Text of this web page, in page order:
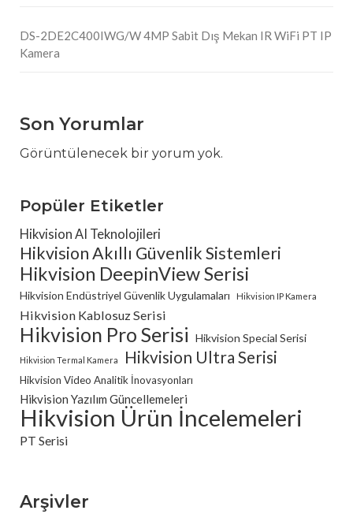
DS-2DE2C400IWG/W 4MP Sabit Dış Mekan IR WiFi PT IP
Kamera
Son Yorumlar
Görüntülenecek bir yorum yok.
Popüler Etiketler
Hikvision AI Teknolojileri
Hikvision Akıllı Güvenlik Sistemleri
Hikvision DeepinView Serisi
Hikvision Endüstriyel Güvenlik Uygulamaları Hikvision IP Kamera
Hikvision Kablosuz Serisi
Hikvision Pro Serisi Hikvision Special Serisi
Hikvision Termal Kamera Hikvision Ultra Serisi
Hikvision Video Analitik İnovasyonları
Hikvision Yazılım Güncellemeleri
Hikvision Ürün İncelemeleri
PT Serisi
Arşivler